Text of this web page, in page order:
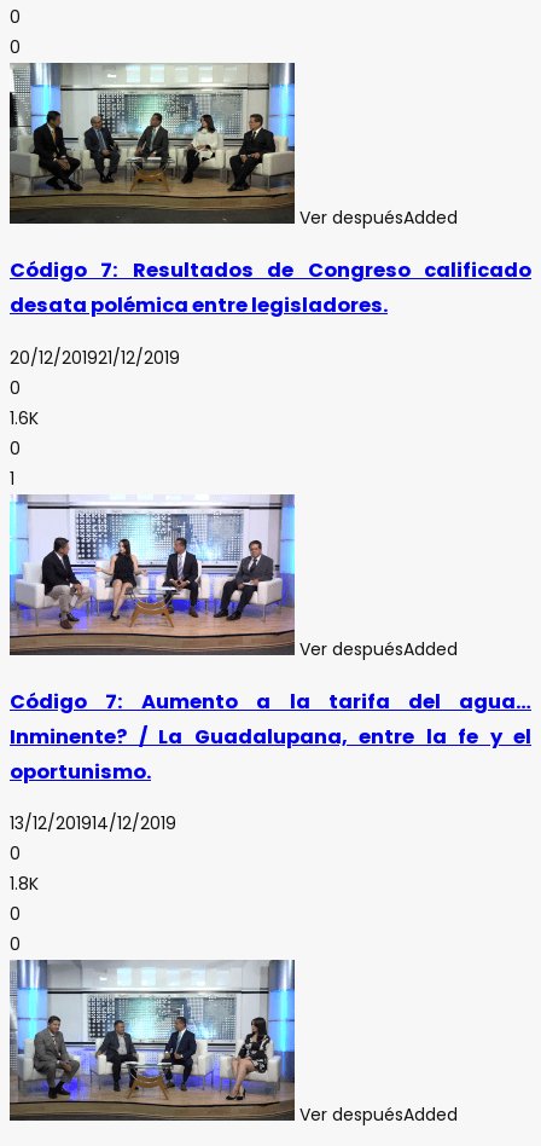
0
0
Ver despuésAdded
Código 7: Resultados de Congreso calificado
desata polémica entre legisladores.
20/12/201921/12/2019
0
1.6K
0
1
Ver despuésAdded
Código 7: Aumento a la tarifa del agua…
Inminente? / La Guadalupana, entre la fe y el
oportunismo.
13/12/201914/12/2019
0
1.8K
0
0
Ver despuésAdded